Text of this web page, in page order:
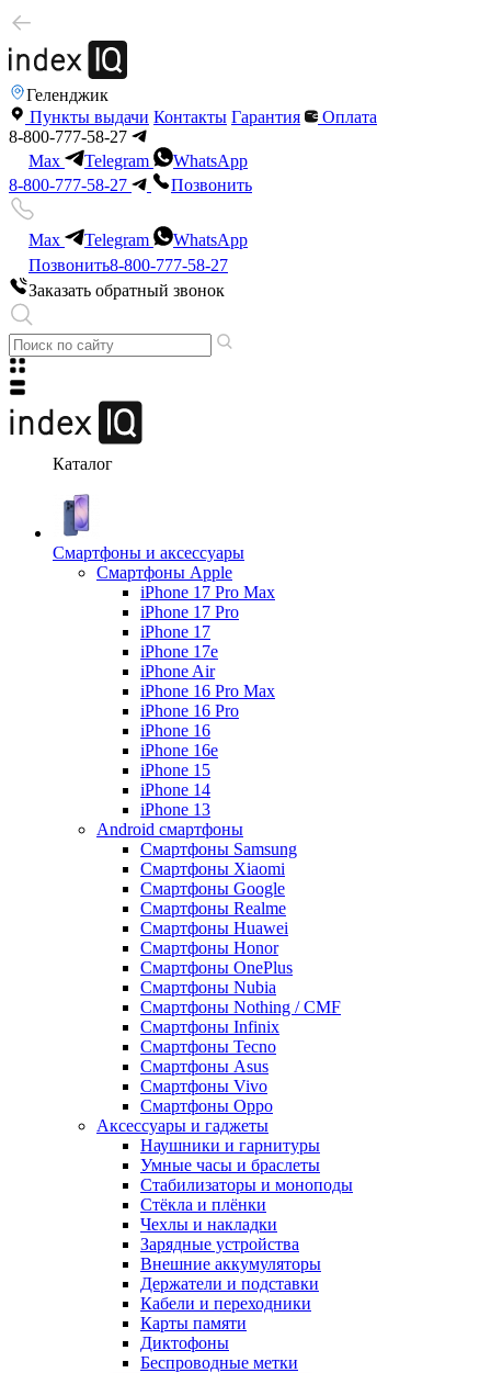
Геленджик
Пункты выдачи Контакты Гарантия
Оплата
8-800-777-58-27
Max
Telegram
WhatsApp
8-800-777-58-27
Позвонить
Max Telegram
WhatsApp
Позвонить8-800-777-58-27
Заказать обратный звонок
Каталог
Смартфоны и аксессуары
Смартфоны Apple
iPhone 17 Pro Max
iPhone 17 Pro
iPhone 17
iPhone 17e
iPhone Air
iPhone 16 Pro Max
iPhone 16 Pro
iPhone 16
iPhone 16e
iPhone 15
iPhone 14
iPhone 13
Android cмартфоны
Смартфоны Samsung
Смартфоны Xiaomi
Смартфоны Google
Смартфоны Realme
Смартфоны Huawei
Смартфоны Honor
Смартфоны OnePlus
Смартфоны Nubia
Смартфоны Nothing / CMF
Смартфоны Infinix
Смартфоны Tecno
Смартфоны Asus
Смартфоны Vivo
Смартфоны Oppo
Аксессуары и гаджеты
Наушники и гарнитуры
Умные часы и браслеты
Стабилизаторы и моноподы
Стёкла и плёнки
Чехлы и накладки
Зарядные устройства
Внешние аккумуляторы
Держатели и подставки
Кабели и переходники
Карты памяти
Диктофоны
Беспроводные метки